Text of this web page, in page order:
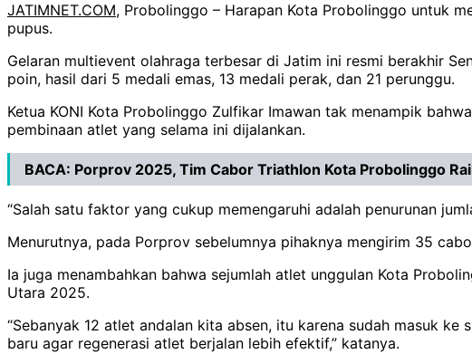
JATIMNET.COM, Probolinggo – Harapan Kota Probolinggo untuk
pupus.
Gelaran multievent olahraga terbesar di Jatim ini resmi berakhir
poin, hasil dari 5 medali emas, 13 medali perak, dan 21 perunggu.
Ketua KONI Kota Probolinggo Zulfikar Imawan tak menampik
pembinaan atlet yang selama ini dijalankan.
BACA: Porprov 2025, Tim Cabor Triathlon Kota Probolinggo
“Salah satu faktor yang cukup memengaruhi adalah penurunan
Menurutnya, pada Porprov sebelumnya pihaknya mengirim 35
Ia juga menambahkan bahwa sejumlah atlet unggulan Kota
Utara 2025.
“Sebanyak 12 atlet andalan kita absen, itu karena sudah masuk
baru agar regenerasi atlet berjalan lebih efektif,” katanya.